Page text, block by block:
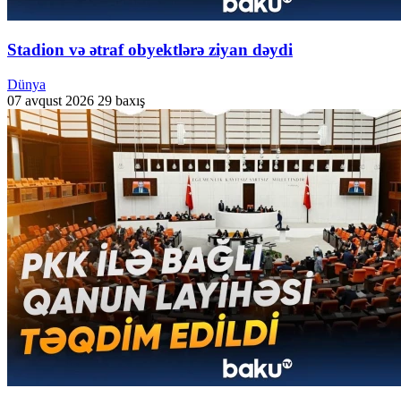
Stadion və ətraf obyektlərə ziyan dəydi
Dünya
07 avqust 2026 29 baxış